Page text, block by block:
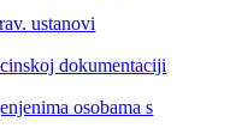
ustanovi
dokumentaciji
osobama s